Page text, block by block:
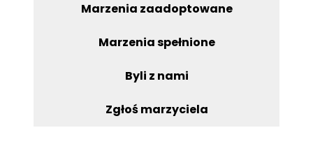
Marzenia zaadoptowane
Marzenia spełnione
Byli z nami
Zgłoś marzyciela